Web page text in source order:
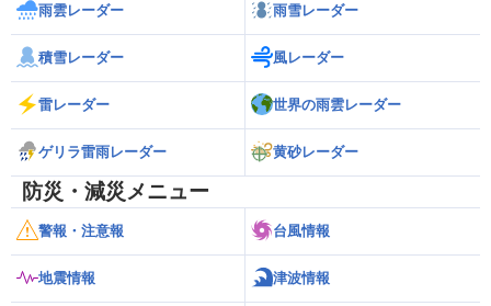
雨雲レーダー 雨雪レーダー
積雪レーダー 風レーダー
雷レーダー 世界の雨雲レーダー
ゲリラ雷雨レーダー 黄砂レーダー
防災・減災メニュー
警報・注意報 台風情報
地震情報 津波情報